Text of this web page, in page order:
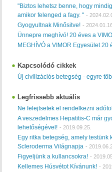
"Biztos lehetsz benne, hogy
amikor felenged a fagy. " -
Gyogyultnak Minősitve! -
Ünnepre meghívó! 20 éves a
MEGHÍVÓ a VIMOR Egyesület 20
Kapcsolódó cikkek
Új civilizációs betegség - egyre
Legfrissebb aktuális
Ne felejtsetek el rendelkezni
A veszedelmes Hepatitis-C már
lehetőségével! - 2019.09.25.
Egy ritka betegség, amely testünk
Scleroderma Világnapja -
Figyeljünk a kullancsokra! -
Kellemes Húsvétot Kívánunk! -